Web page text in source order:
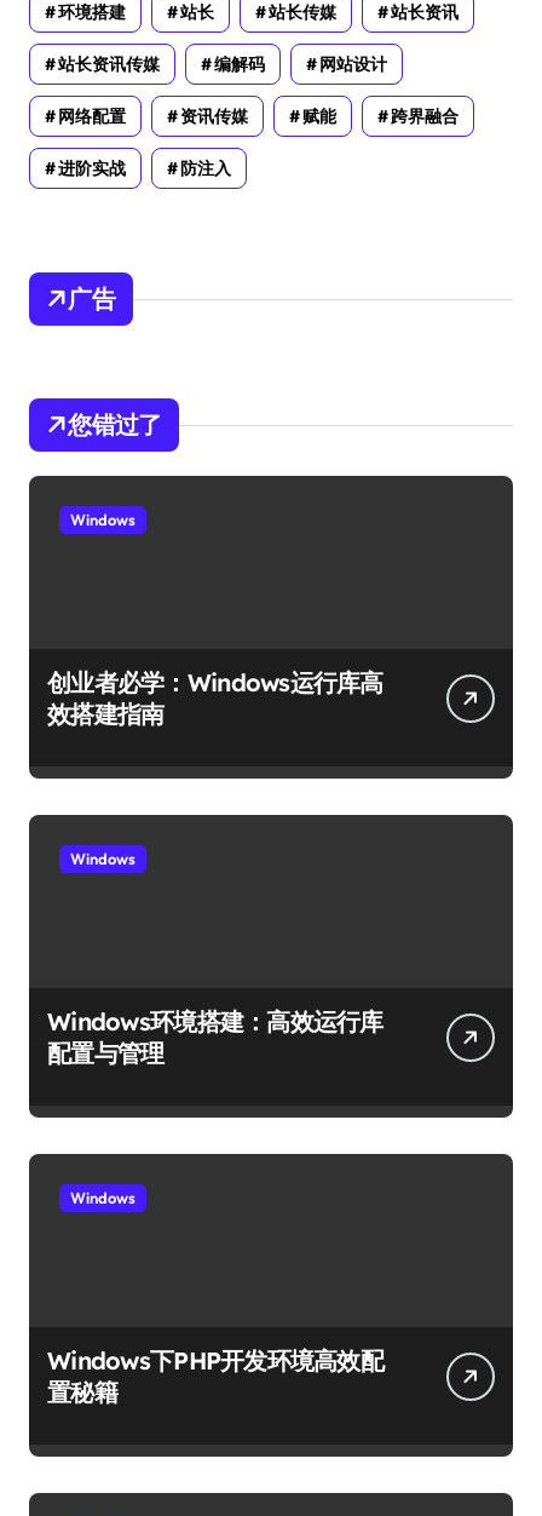
环境搭建 站长 站长传媒 站长资讯
站长资讯传媒 编解码 网站设计
网络配置 资讯传媒 赋能 跨界融合
进阶实战 防注入
广告
您错过了
Windows
创业者必学：Windows运行库高
效搭建指南
Windows
Windows环境搭建：高效运行库
配置与管理
Windows
Windows下PHP开发环境高效配
置秘籍